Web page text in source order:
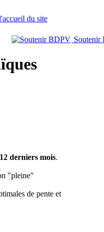
Soutenir
derniers mois.
"pleine"
de pente et